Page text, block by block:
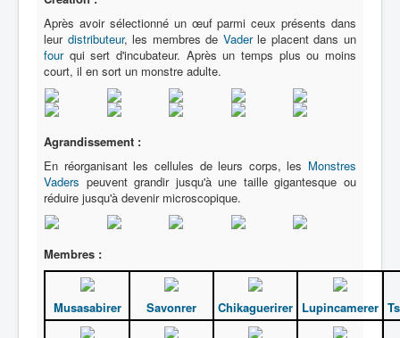
Après avoir sélectionné un œuf parmi ceux présents dans
leur distributeur, les membres de Vaderle placent dans un
fourqui sert d'incubateur. Après un temps plus ou moins
court, il en sort un monstre adulte.
Agrandissement :
En réorganisant les cellules de leurs corps, les Monstres
Vaders peuvent grandir jusqu'à une taille gigantesque ou
réduire jusqu'à devenir microscopique.
Membres :
Musasabirer Savonrer Chikaguerirer Lupincamerer